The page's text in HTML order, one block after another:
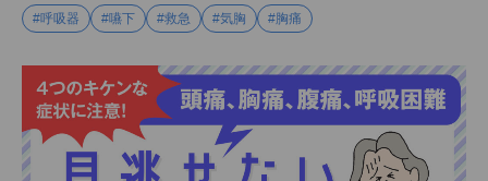
#呼吸器 #嚥下 #救急 #気胸 #胸痛